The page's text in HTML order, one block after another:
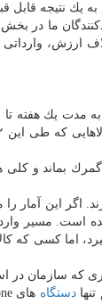
یك نتیجه قابل
ما در
ارزش،
مدت یك هفته
بماند و كلی
اگر این آمار
است. مسیر
اما كسی كه
دستگاه